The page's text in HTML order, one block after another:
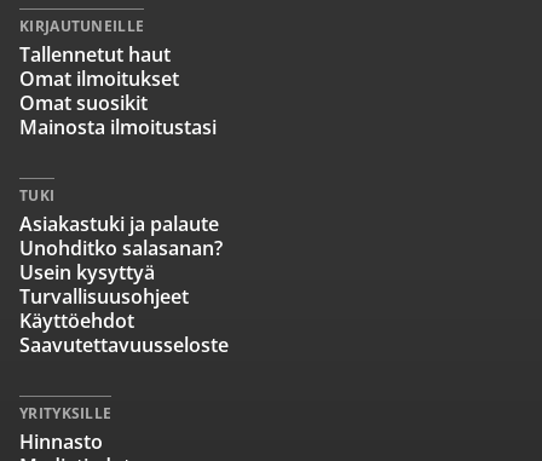
KIRJAUTUNEILLE
Tallennetut haut
Omat ilmoitukset
Omat suosikit
Mainosta ilmoitustasi
TUKI
Asiakastuki ja palaute
Unohditko salasanan?
Usein kysyttyä
Turvallisuusohjeet
Käyttöehdot
Saavutettavuusseloste
YRITYKSILLE
Hinnasto